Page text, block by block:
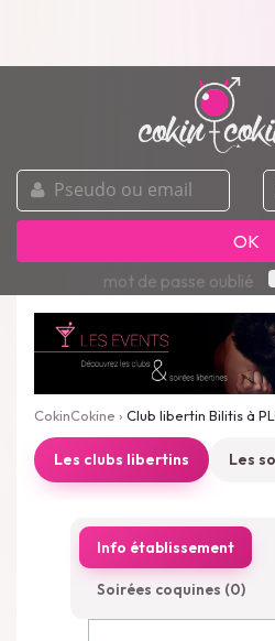
pseudo
ou
email
OK
mot de passe oublié
CokinCokine › Club libertin Bilitis à
Les clubs libertins Les
Info établissement
Soirées coquines (0)